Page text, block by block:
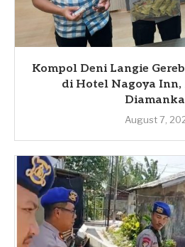
Kompol Deni Langie
di Hotel Nagoya Inn,
August 7,